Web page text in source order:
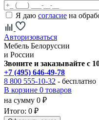
Я даю согласие на
Авторизоваться
Мебель Белоруссии
и России
Звоните и заказывайте с
+7 (495) 646-49-78
8 800 555-10-32 - бесплатно
В корзине 0 товаров
на сумму 0 ₽
Итого: 0 ₽